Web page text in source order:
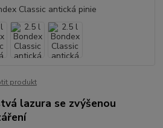
produkt
lazura se zvýšenou